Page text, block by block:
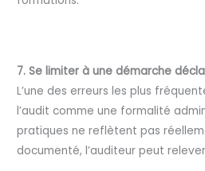
7. Se limiter à une démarche
L’une des erreurs les plus
l’audit comme une formalité
pratiques ne reflètent pas
documenté, l’auditeur peut